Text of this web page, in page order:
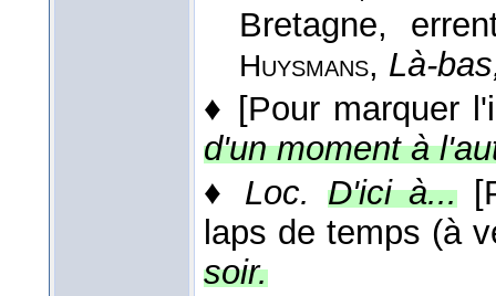
Bretagne,
Huysmans, Là-
♦ [Pour marquer
d'un moment à
♦ Loc. D'ici à...
laps de temps (à
soir.